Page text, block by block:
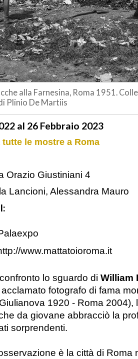
alla Farnesina, Roma 1951.
Plinio De Martiis
al 26 Febbraio 2023
tutte le mostre a Roma
Orazio Giustiniani 4
Lancioni, Alessandra Mauro
www.mattatoioroma.it
lo sguardo di William
fotografo di fama
1920 - Roma 2004),
da giovane abbracciò la
sorprendenti.
è la città di Roma